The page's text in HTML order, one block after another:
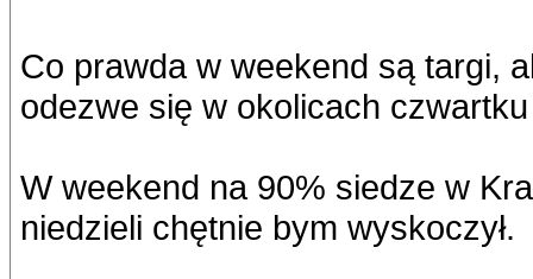
Co prawda w weekend są targi,
odezwe się w okolicach
W weekend na 90% siedze w
niedzieli chętnie bym wyskoczył.